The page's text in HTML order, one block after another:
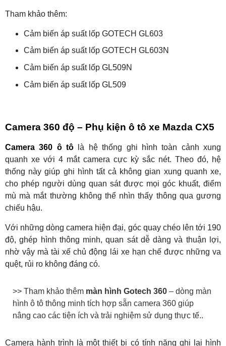
Tham khảo thêm:
Cảm biến áp suất lốp GOTECH GL603
Cảm biến áp suất lốp GOTECH GL603N
Cảm biến áp suất lốp GL509N
Cảm biến áp suất lốp GL509
Camera 360 độ – Phụ kiện ô tô xe Mazda CX5
Camera 360 ô tô là hệ thống ghi hình toàn cảnh xung
quanh xe với 4 mắt camera cực kỳ sắc nét. Theo đó, hệ
thống này giúp ghi hình tất cả không gian xung quanh xe,
cho phép người dùng quan sát được mọi góc khuất, điểm
mù mà mắt thường không thể nhìn thấy thông qua gương
chiếu hậu.
Với những dòng camera hiện đại, góc quay chéo lên tới 190
độ, ghép hình thông minh, quan sát dễ dàng và thuận lợi,
nhờ vậy mà tài xế chủ động lái xe hạn chế được những va
quệt, rủi ro không đáng có.
>> Tham khảo thêm màn hình Gotech 360 – dòng màn
hình ô tô thông minh tích hợp sẵn camera 360 giúp
nâng cao các tiện ích và trải nghiệm sử dụng thực tế..
Camera hành trình là một thiết bị có tính năng ghi lại hình